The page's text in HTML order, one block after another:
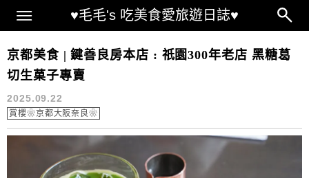
♥毛毛's 吃美食愛旅遊日誌♥
Main Menu
花見小路美食
京都美食 | 鍵善良房本店 : 祇園300年老店 黑糖葛
切生菓子專賣
2025.09.22
賞櫻❀京都大阪奈良❀